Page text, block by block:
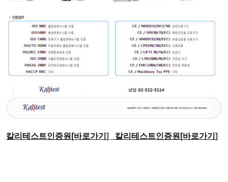
칼리테스트인증원[바로가기] 칼리테스트인증원[바로가기]